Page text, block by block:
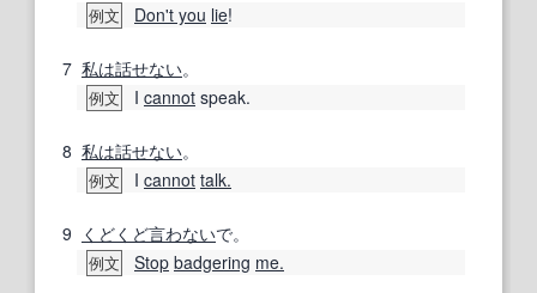
例文 Don't you lie!
7 私は話せない。
例文 I cannot speak.
8 私は話せない。
例文 I cannot talk.
9 くどくど言わないで。
例文 Stop badgering me.